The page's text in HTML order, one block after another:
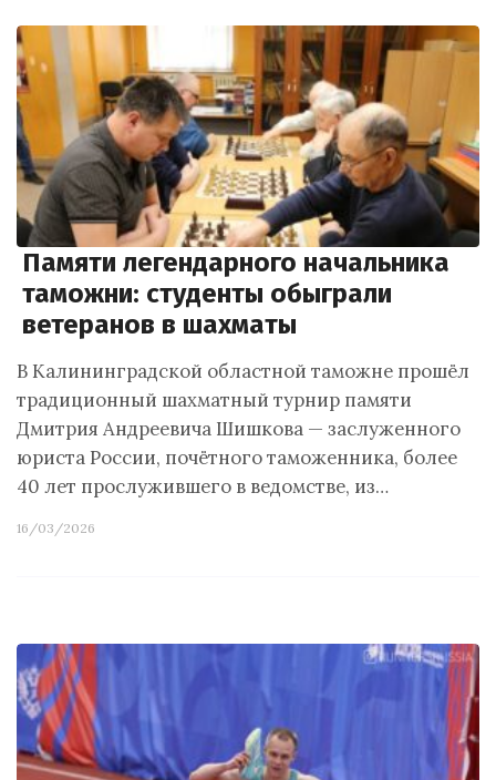
Памяти легендарного начальника
таможни: студенты обыграли
ветеранов в шахматы
В Калининградской областной таможне прошёл
традиционный шахматный турнир памяти
Дмитрия Андреевича Шишкова — заслуженного
юриста России, почётного таможенника, более
40 лет прослужившего в ведомстве, из…
16/03/2026